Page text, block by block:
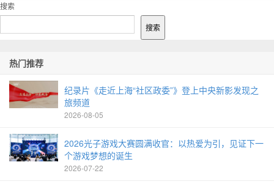
搜索
搜索
热门推荐
纪录片《走近上海“社区政委”》登上中央新影发现之
旅频道
2026-08-05
2026光子游戏大赛圆满收官：以热爱为引，见证下一
个游戏梦想的诞生
2026-07-22